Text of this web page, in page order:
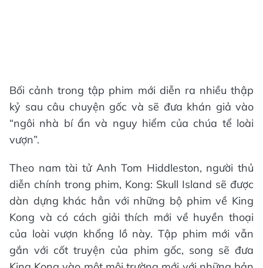
Bối cảnh trong tập phim mới diễn ra nhiều thập
kỷ sau câu chuyện gốc và sẽ đưa khán giả vào
“ngôi nhà bí ẩn và nguy hiểm của chúa tể loài
vượn”.
Theo nam tài tử Anh Tom Hiddleston, người thủ
diễn chính trong phim, Kong: Skull Island sẽ được
dàn dựng khác hẳn với những bộ phim về King
Kong và có cách giải thích mới về huyền thoại
của loài vượn khổng lồ này. Tập phim mới vẫn
gắn với cốt truyện của phim gốc, song sẽ đưa